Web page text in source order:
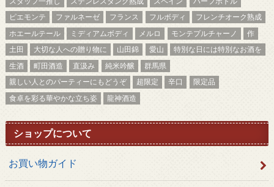
ピエモンテ
ファルネーゼ フランス フルボディ
フレンチオーク熟成
ホエールテール
ミディアムボディ メルロ モンテプルチャーノ
作
土田
大切な人への贈り物に 山田錦 愛山
特別な日には特別なお酒を
生酒
町田酒造 直汲み 純米吟醸
群馬県
親しい人とのパーティーにもどうぞ
超限定 辛口
限定品
食卓を彩る華やかな立ち姿
龍神酒造
ショップについて
お買い物ガイド